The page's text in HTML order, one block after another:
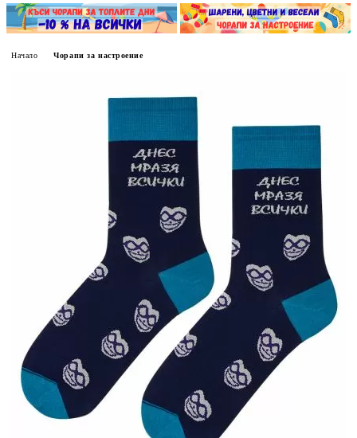
Начало Чорапи за настроение